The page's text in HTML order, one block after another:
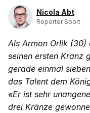
Nicola Abt
Reporter Sport
Als Armon Orlik (30)
seinen ersten Kranz
gerade einmal
das Talent dem
«Er ist sehr
drei Kränze